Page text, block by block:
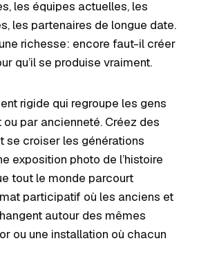
les équipes actuelles, les
les partenaires de longue date.
richesse: encore faut-il créer
qu’il se produise vraiment.
rigide qui regroupe les gens
par ancienneté. Créez des
se croiser les générations
exposition photo de l’histoire
tout le monde parcourt
participatif où les anciens et
autour des mêmes
ou une installation où chacun